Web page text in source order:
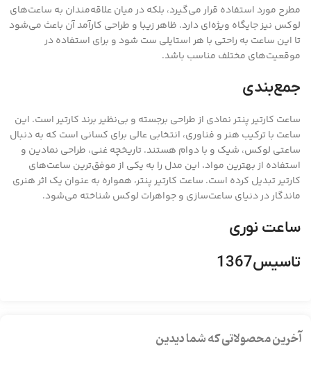
مطرح مورد استفاده قرار می‌گیرد، بلکه در میان علاقه‌مندان به ساعت‌های
لوکس نیز جایگاه ویژه‌ای دارد. ظاهر زیبا و طراحی کارآمد آن باعث می‌شود
تا این ساعت به راحتی با هر استایلی ست شود و برای استفاده در
موقعیت‌های مختلف مناسب باشد.
جمع‌بندی
ساعت کارتیر پنتر نمادی از طراحی برجسته و بی‌نظیر برند کارتیر است. این
ساعت با ترکیب هنر و فناوری، انتخابی عالی برای کسانی است که به دنبال
ساعتی لوکس، شیک و با دوام هستند. تاریخچه غنی، طراحی نمادین و
استفاده از بهترین مواد، این مدل را به یکی از موفق‌ترین ساعت‌های
کارتیر تبدیل کرده است. ساعت کارتیر پنتر، همواره به عنوان یک اثر هنری
ماندگار در دنیای ساعت‌سازی و جواهرات لوکس شناخته می‌شود.
ساعت نوری
تاسیس1367
آخرین محصولاتی که شما دیدین